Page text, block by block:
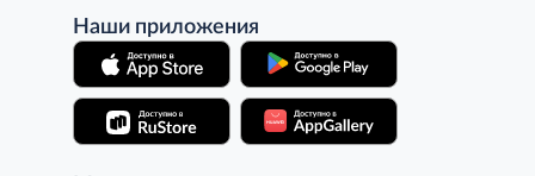
Наши приложения